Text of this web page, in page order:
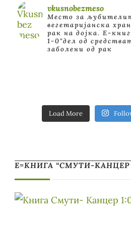
vkusnobezmeso
Место за
вегетаријанска
рак на дојка. E-
1-0"дел од
заболени од рак
Load More
Е=КНИГА “СМУТИ-КАНЦЕР